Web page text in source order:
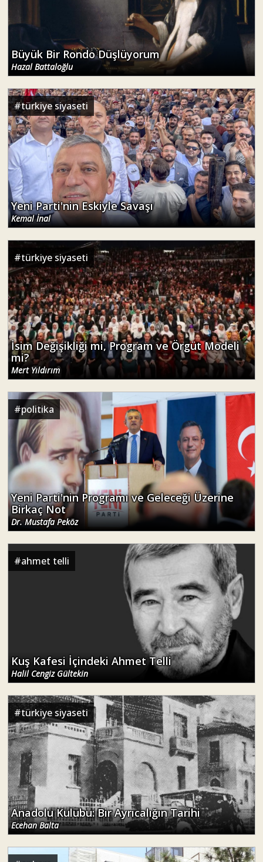
Büyük Bir Rondo Düşlüyorum
Hazal Battaloğlu
#türkiye siyaseti
Yeni Parti'nin Eskiyle Savaşı
Kemal İnal
#türkiye siyaseti
İsim Değişikliği mi, Program ve Örgüt Modeli
mi?
Mert Yıldırım
#politika
Yeni Parti'nin Programı ve Geleceği Üzerine
Birkaç Not
Dr. Mustafa Peköz
#ahmet telli
Kuş Kafesi İçindeki Ahmet Telli
Halil Cengiz Gültekin
#türkiye siyaseti
Anadolu Kulübü: Bir Ayrıcalığın Tarihi
Ecehan Balta